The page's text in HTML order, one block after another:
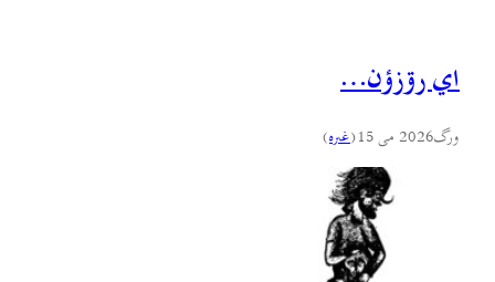
اي رۊزؤن…
ورگ2026 می 15 (غىره)